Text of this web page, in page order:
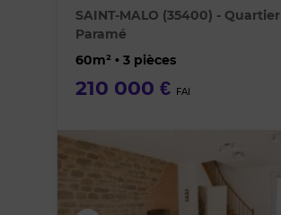
SAINT-MALO (35400) - Quartier
Paramé
60m² • 3 pièces
210 000 € FAI